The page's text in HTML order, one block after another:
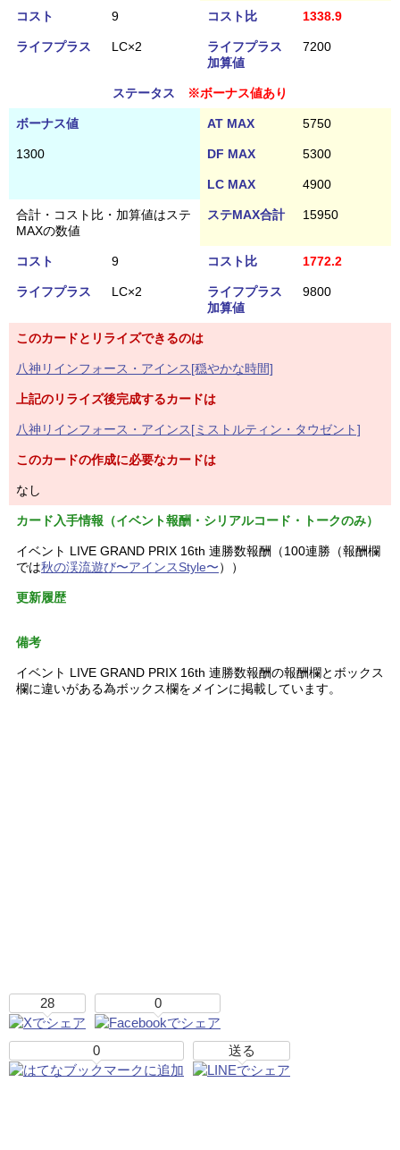
コスト 9 コスト比 1338.9
ライフプラス LC×2
ライフプラス
加算値
7200
ステータス ※ボーナス値あり
ボーナス値 AT MAX 5750
1300 DF MAX 5300
LC MAX 4900
合計・コスト比・加算値はステ
MAXの数値
ステMAX合計 15950
コスト 9 コスト比 1772.2
ライフプラス LC×2
ライフプラス
加算値
9800
このカードとリライズできるのは
八神リインフォース・アインス[穏やかな時間]
上記のリライズ後完成するカードは
八神リインフォース・アインス[ミストルティン・タウゼント]
このカードの作成に必要なカードは
なし
カード入手情報（イベント報酬・シリアルコード・トークのみ）
イベント LIVE GRAND PRIX 16th 連勝数報酬（100連勝（報酬欄
では秋の渓流遊び〜アインスStyle〜））
更新履歴
備考
イベント LIVE GRAND PRIX 16th 連勝数報酬の報酬欄とボックス
欄に違いがある為ボックス欄をメインに掲載しています。
28 0
0 送る